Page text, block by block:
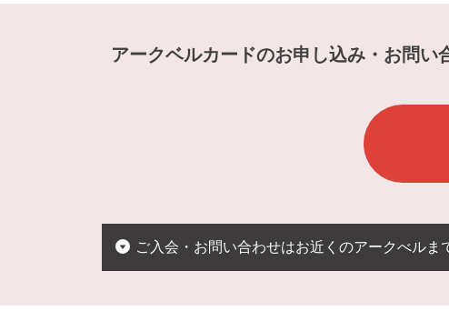
アークベルカードのお申し込み・お問い
ご入会・お問い合わせはお近くのアークべルま